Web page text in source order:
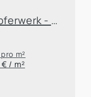
Arbeiten im ehem. Kupferwerk - Bürolofts mit Atmosphäre
m²
/ m²